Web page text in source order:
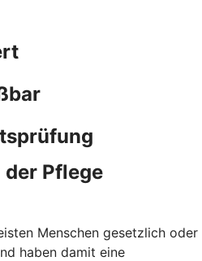
Pflege
Menschen gesetzlich oder
haben damit eine